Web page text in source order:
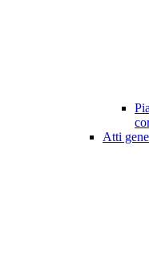
Atti